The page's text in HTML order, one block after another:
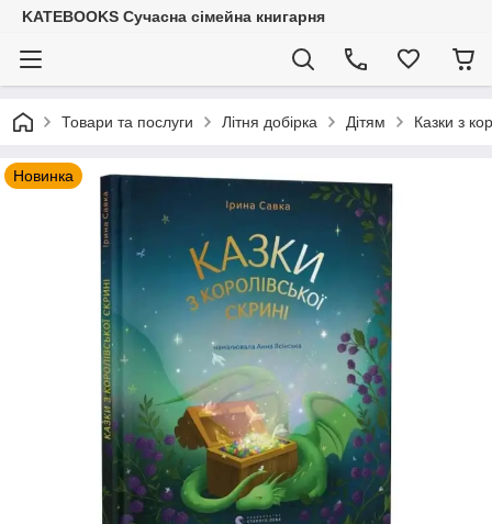
KATEBOOKS Сучасна сімейна книгарня
Товари та послуги Літня добірка Дітям Казки з
Новинка